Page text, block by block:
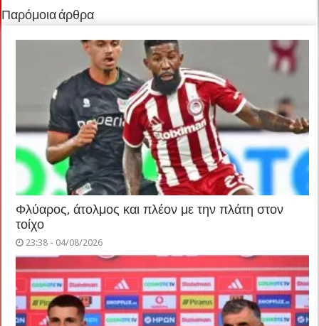
Παρόμοια άρθρα
Φλύαρος, άτολμος και πλέον με την πλάτη στον
τοίχο
23:38 - 04/08/2026